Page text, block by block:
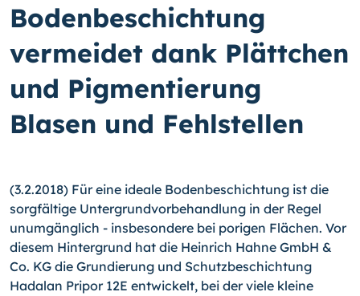
Bodenbeschichtung
vermeidet dank Plättchen
und Pigmentierung
Blasen und Fehlstellen
(3.2.2018) Für eine ideale Bodenbeschichtung ist die
sorgfältige Untergrundvorbehandlung in der Regel
unumgänglich - insbesondere bei porigen Flächen. Vor
diesem Hintergrund hat die Heinrich Hahne GmbH &
Co. KG die Grundierung und Schutzbeschichtung
Hadalan Pripor 12E entwickelt, bei der viele kleine